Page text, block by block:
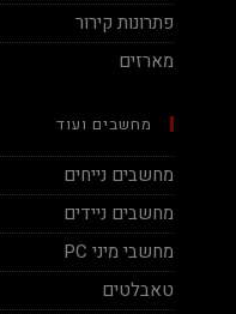
פתרונות קירור
מארזים
מחשבים ועוד
מחשבים נייחים
מחשבים ניידים
מחשבי מיני PC
טאבלטים